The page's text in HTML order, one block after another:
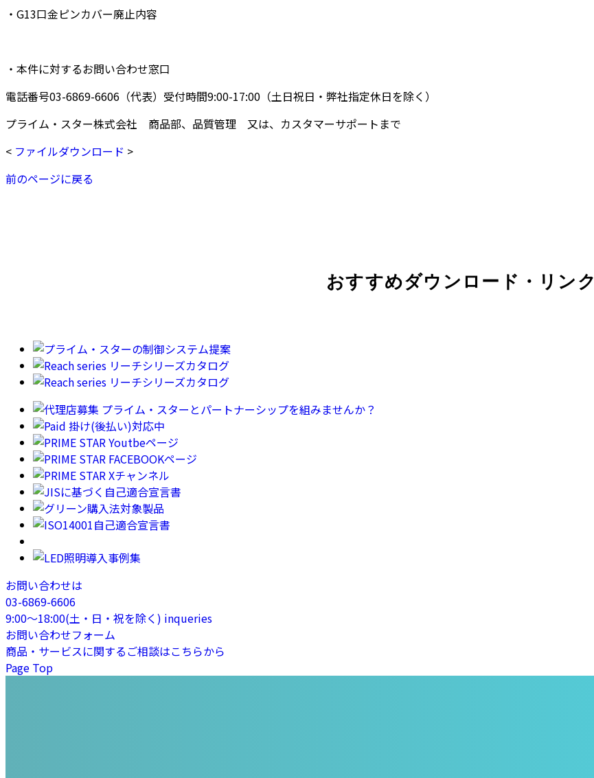
・G13口金ピンカバー廃止内容
・本件に対するお問い合わせ窓口
電話番号03-6869-6606（代表）受付時間9:00-17:00（土日祝日・弊社指定休日を除く）
プライム・スター株式会社 商品部、品質管理 又は、カスタマーサポートまで
< ファイルダウンロード >
前のページに戻る
おすすめダウンロード・リンク
お問い合わせは
03-6869-6606
9:00〜18:00(土・日・祝を除く) inqueries
お問い合わせフォーム
商品・サービスに関するご相談はこちらから
Page Top